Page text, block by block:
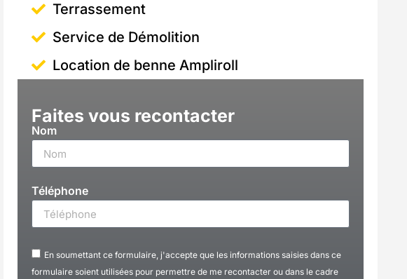
Terrassement
Service de Démolition
Location de benne Ampliroll
Faites vous recontacter
Nom
Téléphone
En soumettant ce formulaire, j'accepte que les informations saisies dans ce
formulaire soient utilisées pour permettre de me recontacter ou dans le cadre